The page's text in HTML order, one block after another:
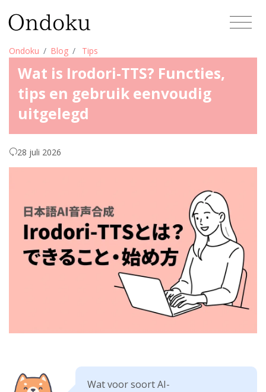
Ondoku Blog Tips
Wat is Irodori-TTS? Functies,
tips en gebruik eenvoudig
uitgelegd
28 juli 2026
Wat voor soort AI-